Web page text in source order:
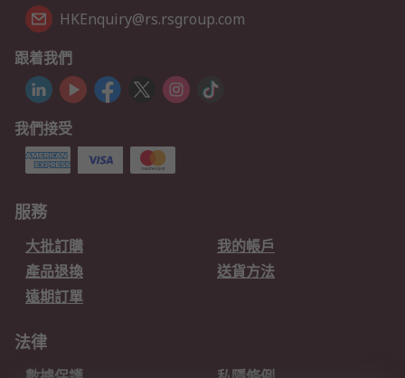
HKEnquiry@rs.rsgroup.com
跟着我們
我們接受
服務
大批訂購
我的帳戶
產品退換
送貨方法
遠期訂單
法律